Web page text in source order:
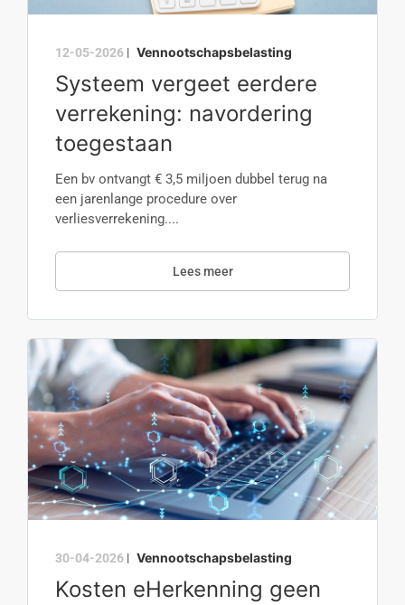
12-05-2026 | Vennootschapsbelasting
Systeem vergeet eerdere
verrekening: navordering
toegestaan
Een bv ontvangt € 3,5 miljoen dubbel terug na
een jarenlange procedure over
verliesverrekening....
Lees meer
30-04-2026 | Vennootschapsbelasting
Kosten eHerkenning geen